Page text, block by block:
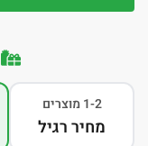
1-2 מוצרים
מחיר רגיל